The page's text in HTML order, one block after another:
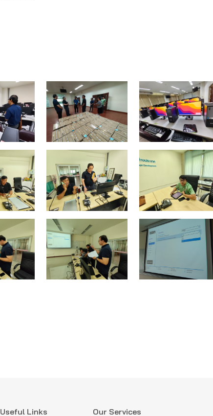
Useful Links Our Services